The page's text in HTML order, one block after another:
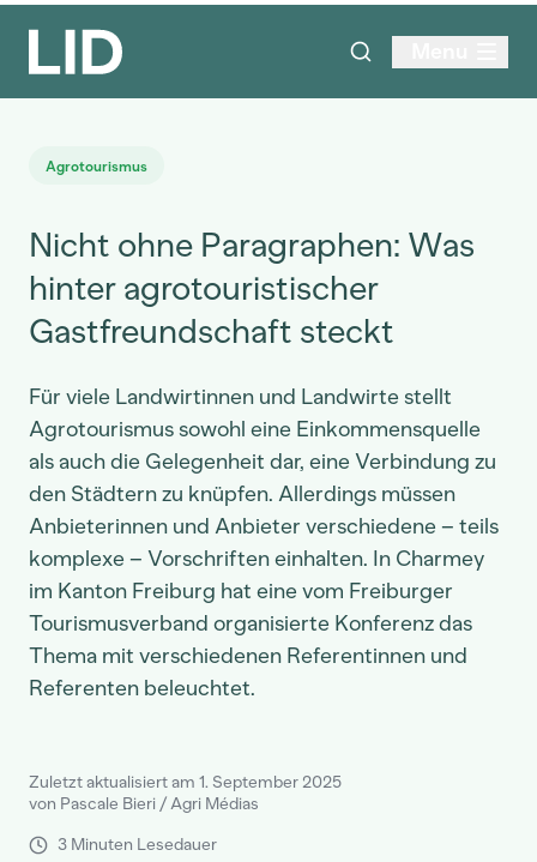
Agrotourismus
Nicht ohne Paragraphen: Was
hinter agrotouristischer
Gastfreundschaft steckt
Für viele Landwirtinnen und Landwirte stellt
Agrotourismus sowohl eine Einkommensquelle
als auch die Gelegenheit dar, eine Verbindung zu
den Städtern zu knüpfen. Allerdings müssen
Anbieterinnen und Anbieter verschiedene – teils
komplexe – Vorschriften einhalten. In Charmey
im Kanton Freiburg hat eine vom Freiburger
Tourismusverband organisierte Konferenz das
Thema mit verschiedenen Referentinnen und
Referenten beleuchtet.
Zuletzt aktualisiert am 1. September 2025
von Pascale Bieri / Agri Médias
3 Minuten Lesedauer